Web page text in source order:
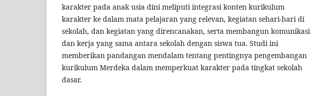
karakter pada anak usia dini meliputi integrasi konten kurikulum
karakter ke dalam mata pelajaran yang relevan, kegiatan sehari-hari di
sekolah, dan kegiatan yang direncanakan, serta membangun komunikasi
dan kerja yang sama antara sekolah dengan siswa tua. Studi ini
memberikan pandangan mendalam tentang pentingnya pengembangan
kurikulum Merdeka dalam memperkuat karakter pada tingkat sekolah
dasar.